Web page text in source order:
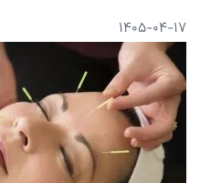
۱۴۰۵-۰۴-۱۷